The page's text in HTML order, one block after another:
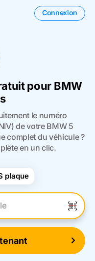
Connexion
pour BMW
le numéro
de votre BMW 5
complet du véhicule ?
en un clic.
plaque